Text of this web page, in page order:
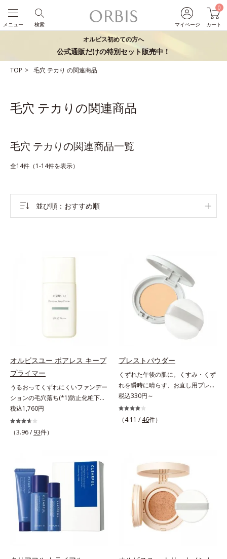
マイページ
0
カート
検索
メニュー
オルビス初めての方へ
公式通販だけの特別セット販売中！
TOP 毛穴 テカり の関連商品
毛穴 テカりの関連商品
毛穴 テカりの関連商品一覧
全14件（1-14件を表示）
並び順 おすすめ順
オルビスユー ポアレス キープ
プライマー
うるおってくずれにくいファンデー
ションの毛穴落ち(*1)防止化粧下
地。ファンデーションの毛穴落ち
(*1)防止化粧下地です。毛穴
1/10000サイズのマイクロカバー成
ファンデが毛穴に落ちる隙をつくら
ず、メイクのりがUPします。水分
と皮脂のバランスを整え、乾燥＆ベ
タつきレスに。さらに毛穴周りの肌
にうるおいを与え、キュッと引き締
め＆ハリ感をUPさせます。また皮
脂を感知するとギュッと固まる膜を
ます。軽やかにのびるリキッドが肌
税込1,760円
（3.96 / 93件）
プレストパウダー
くずれた午後の肌に。くすみ・くず
れを瞬時に晴らす、お直し用プレス
トパウダー。くすみ・くずれを瞬時
に晴らす、お直し用のプレストパウ
ダーです。朝のメイクから時間が経
ションのすき間にフィットし、凹凸
や毛穴をフラットに整えます。また
お直しと同時にうるおいを補給。さ
らに余分な皮脂を吸着して、水分と
皮脂のバランスをコントロールし、
メイクがくずれにくい肌へ。“立て
直す”ことにこだわった設計で、メ
み、ポンポンするだけでキレイが復
税込330円～
（4.11 / 46件）